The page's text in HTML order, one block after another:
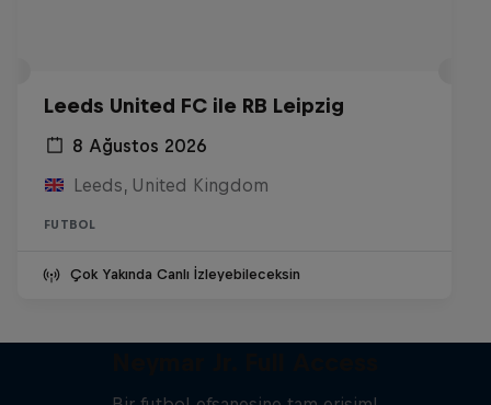
Leeds United FC ile RB Leipzig
8 Ağustos 2026
Leeds, United Kingdom
FUTBOL
Çok Yakında Canlı İzleyebileceksin